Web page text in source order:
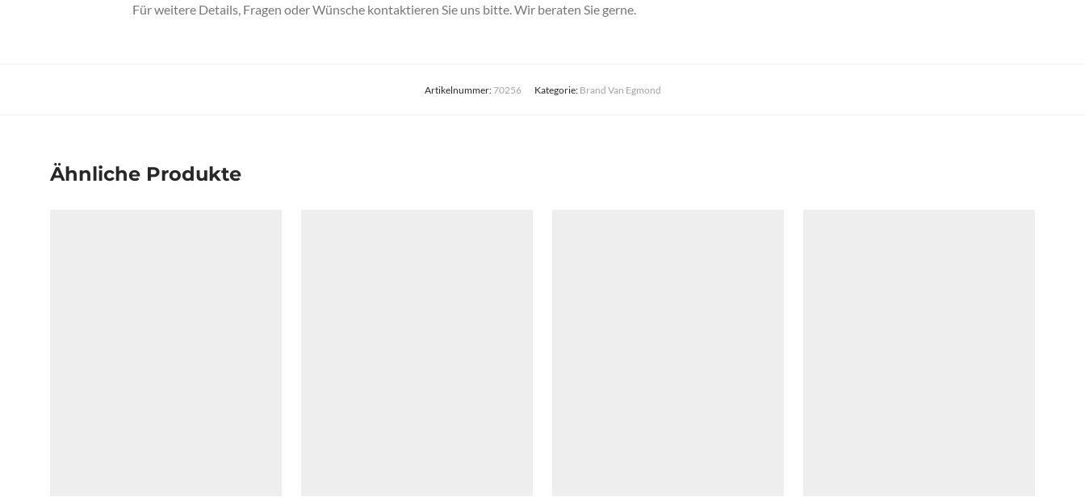
Für weitere Details, Fragen oder Wünsche kontaktieren Sie uns bitte. Wir beraten Sie gerne.
Artikelnummer:70256 Kategorie: Brand Van Egmond
Ähnliche Produkte